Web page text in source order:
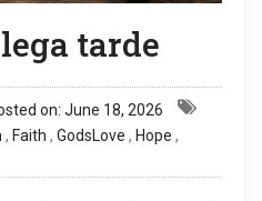
tarde
on: June 18, 2026
, Faith , GodsLove , Hope ,